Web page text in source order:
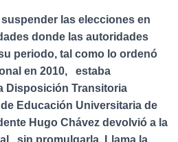
las elecciones en
donde las autoridades
periodo, tal como lo ordenó
en 2010, estaba
Disposición Transitoria
Educación Universitaria de
Hugo Chávez devolvió a la
sin promulgarla. Llama la